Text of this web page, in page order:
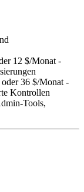
12 $/Monat -
36 $/Monat -
Kontrollen
Tools,